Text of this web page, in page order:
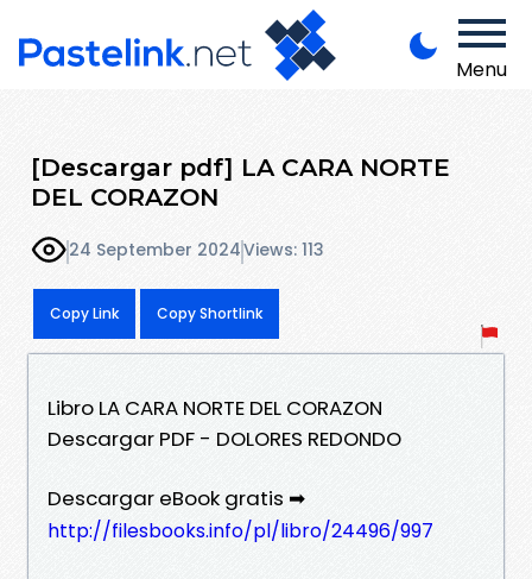
Menu
[Descargar pdf] LA CARA NORTE
DEL CORAZON
24 September 2024Views: 113
Copy Link Copy Shortlink
Libro LA CARA NORTE DEL CORAZON
Descargar PDF - DOLORES REDONDO
Descargar eBook gratis ➡
http://filesbooks.info/pl/libro/24496/997